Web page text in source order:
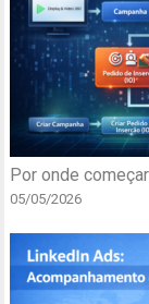
Por onde
05/05/2026